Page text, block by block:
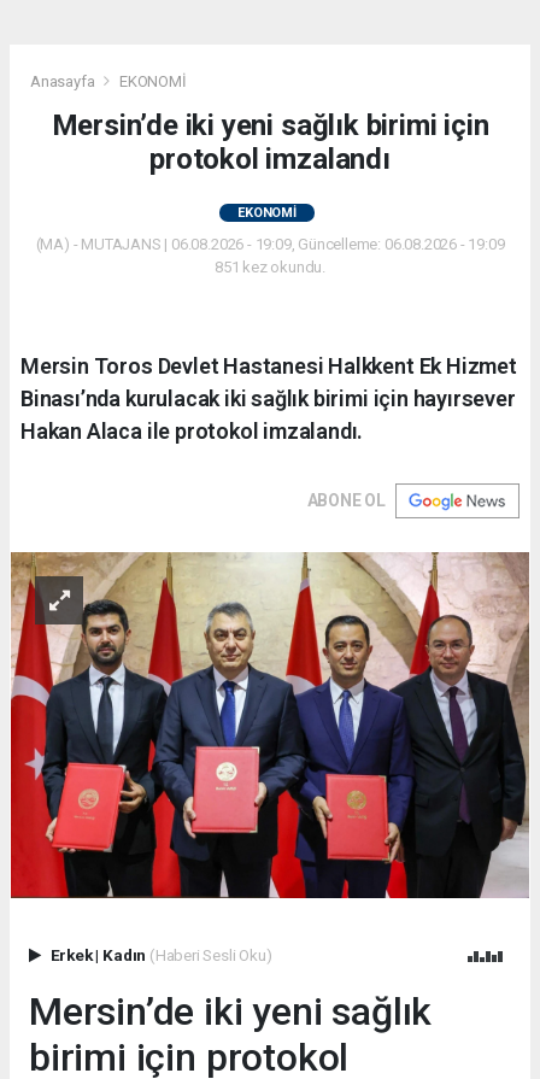
Anasayfa EKONOMİ
Mersin’de iki yeni sağlık birimi için
protokol imzalandı
EKONOMİ
(MA) - MUTAJANS | 06.08.2026 - 19:09, Güncelleme: 06.08.2026 - 19:09
851 kez okundu.
Mersin Toros Devlet Hastanesi Halkkent Ek Hizmet
Binası’nda kurulacak iki sağlık birimi için hayırsever
Hakan Alaca ile protokol imzalandı.
ABONE OL
Erkek| Kadın (Haberi Sesli Oku)
Mersin’de iki yeni sağlık
birimi için protokol